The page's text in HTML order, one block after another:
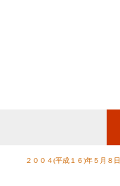
２００４(平成１６)年５月８日